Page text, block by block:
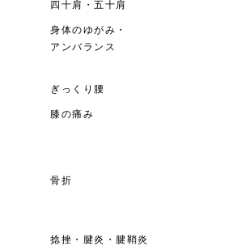
四十肩・五十肩
身体のゆがみ・
アンバランス
ぎっくり腰
膝の痛み
骨折
捻挫・腱炎・腱鞘炎